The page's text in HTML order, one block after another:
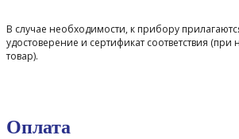
В случае необходимости, к прибору
удостоверение и сертификат соответствия
товар).
Оплата